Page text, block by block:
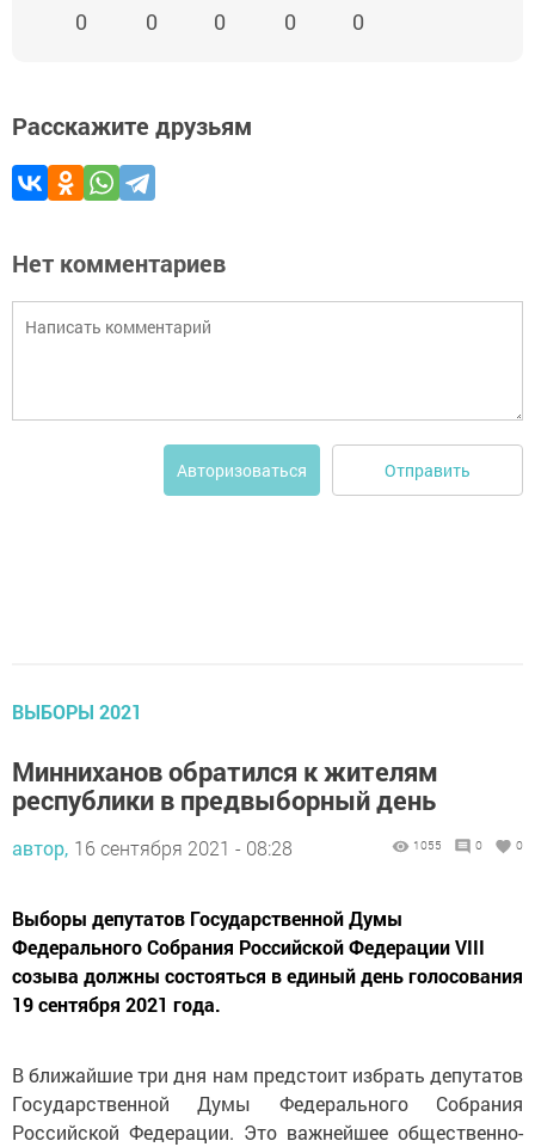
0 0 0 0 0
Расскажите друзьям
Нет комментариев
Авторизоваться Отправить
ВЫБОРЫ 2021
Минниханов обратился к жителям
республики в предвыборный день
автор, 16 сентября 2021 - 08:28 1055 0 0
Выборы депутатов Государственной Думы
Федерального Собрания Российской Федерации VIII
созыва должны состояться в единый день голосования
19 сентября 2021 года.
В ближайшие три дня нам предстоит избрать депутатов
Государственной Думы Федерального Собрания
Российской Федерации. Это важнейшее общественно-